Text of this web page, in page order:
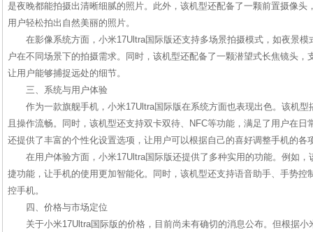
是夜晚都能拍摄出清晰细腻的照片。此外，该机型还配备了一颗前置摄像头
用户轻松拍出自然美丽的照片。
在影像系统方面，小米17Ultra国际版还支持多场景拍摄模式，如夜景
户在不同场景下的拍摄需求。同时，该机型还配备了一颗潜望式长焦镜头，
让用户能够捕捉远处的细节。
三、系统与用户体验
作为一款旗舰手机，小米17Ultra国际版在系统方面也表现出色。该机
且操作流畅。同时，该机型还支持双卡双待、NFC等功能，满足了用户在
还提供了丰富的个性化设置选项，让用户可以根据自己的喜好调整手机的各
在用户体验方面，小米17Ultra国际版还提供了多种实用的功能。例如
捷功能，让手机的使用更加智能化。同时，该机型还支持语音助手、手势控
控手机。
四、价格与市场定位
关于小米17Ultra国际版的价格，目前尚未有确切的消息公布。但根据